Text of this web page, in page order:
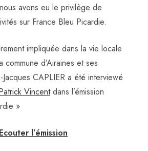
avons eu le privilège de
sur France Bleu Picardie.
impliquée dans la vie locale
commune d’Airaines et ses
Jacques CAPLIER a été interviewé
Vincentdans l’émission
»
Ecouter l’émission